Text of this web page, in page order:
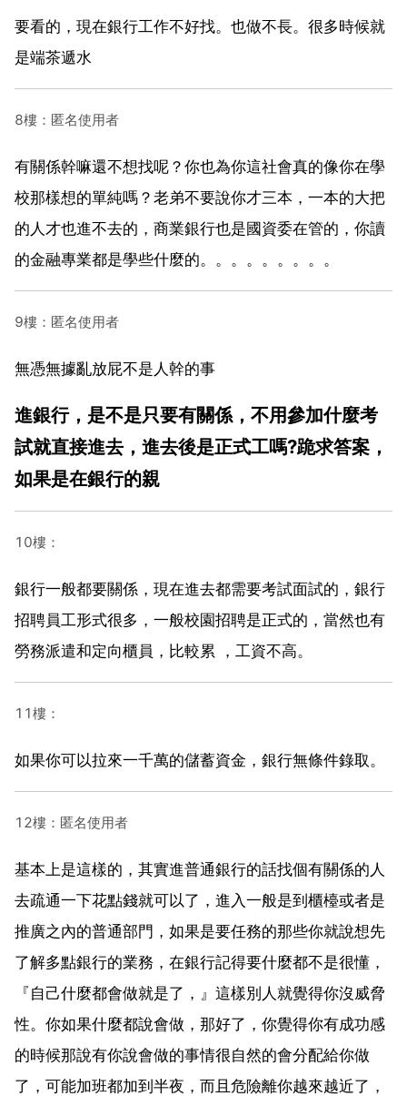
要看的，現在銀行工作不好找。也做不長。很多時候就
是端茶遞水
8樓：匿名使用者
有關係幹嘛還不想找呢？你也為你這社會真的像你在學
校那樣想的單純嗎？老弟不要說你才三本，一本的大把
的人才也進不去的，商業銀行也是國資委在管的，你讀
的金融專業都是學些什麼的。。。。。。。。。
9樓：匿名使用者
無憑無據亂放屁不是人幹的事
進銀行，是不是只要有關係，不用參加什麼考
試就直接進去，進去後是正式工嗎?跪求答案，
如果是在銀行的親
10樓：
銀行一般都要關係，現在進去都需要考試面試的，銀行
招聘員工形式很多，一般校園招聘是正式的，當然也有
勞務派遣和定向櫃員，比較累 ，工資不高。
11樓：
如果你可以拉來一千萬的儲蓄資金，銀行無條件錄取。
12樓：匿名使用者
基本上是這樣的，其實進普通銀行的話找個有關係的人
去疏通一下花點錢就可以了，進入一般是到櫃檯或者是
推廣之內的普通部門，如果是要任務的那些你就說想先
了解多點銀行的業務，在銀行記得要什麼都不是很懂，
『自己什麼都會做就是了，』這樣別人就覺得你沒威脅
性。你如果什麼都說會做，那好了，你覺得你有成功感
的時候那說有你說會做的事情很自然的會分配給你做
了，可能加班都加到半夜，而且危險離你越來越近了，